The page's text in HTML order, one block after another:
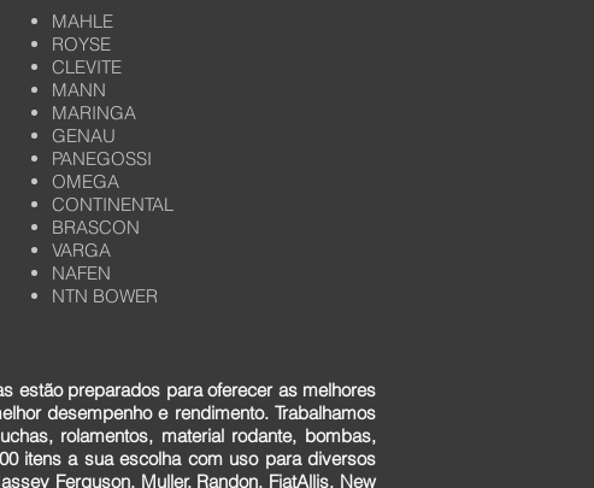
MAHLE
ROYSE
CLEVITE
MANN
MARINGA
GENAU
PANEGOSSI
OMEGA
CONTINENTAL
BRASCON
VARGA
NAFEN
NTN BOWER
estão preparados para oferecer as melhores
desempenho e rendimento. Trabalhamos
rolamentos, material rodante, bombas,
itens a sua escolha com uso para diversos
Ferguson, Muller, Randon, FiatAllis, New